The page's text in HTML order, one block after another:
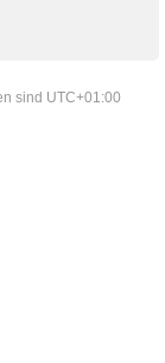
sind UTC+01:00